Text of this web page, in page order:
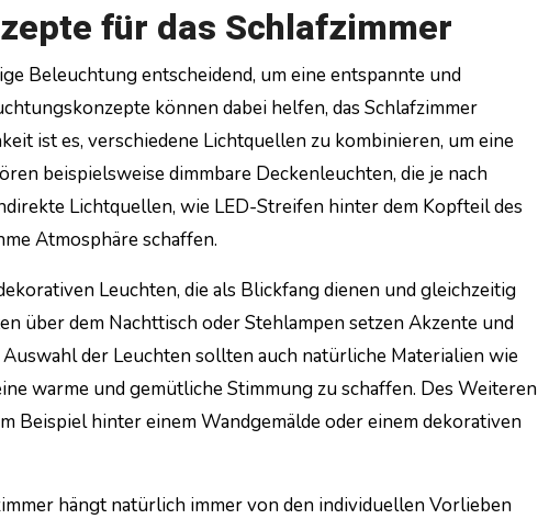
für das Schlafzimmer
Beleuchtung entscheidend, um eine entspannte und
können dabei helfen, das Schlafzimmer
ist es, verschiedene Lichtquellen zu kombinieren, um eine
beispielsweise dimmbare Deckenleuchten, die je nach
Lichtquellen, wie LED-Streifen hinter dem Kopfteil des
Atmosphäre schaffen.
Leuchten, die als Blickfang dienen und gleichzeitig
über dem Nachttisch oder Stehlampen setzen Akzente und
der Leuchten sollten auch natürliche Materialien wie
warme und gemütliche Stimmung zu schaffen. Des Weiteren
Beispiel hinter einem Wandgemälde oder einem dekorativen
hängt natürlich immer von den individuellen Vorlieben